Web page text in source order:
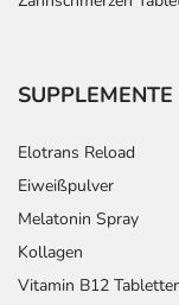
SUPPLEMENTE
Elotrans Reload
Eiweißpulver
Melatonin Spray
Kollagen
Vitamin B12